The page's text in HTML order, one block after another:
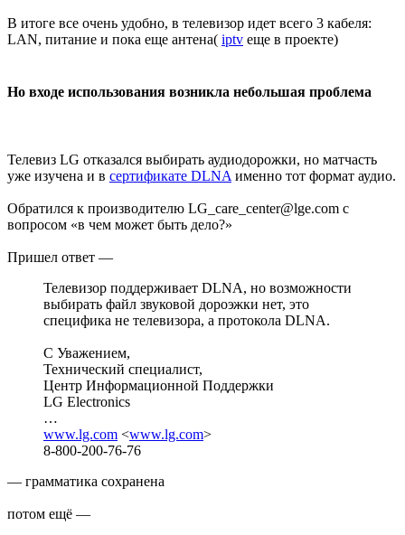
В итоге все очень удобно, в телевизор идет всего 3 кабеля:
LAN, питание и пока еще антена( iptv еще в проекте)
Но входе использования возникла небольшая проблема
Телевиз LG отказался выбирать аудиодорожки, но матчасть
уже изучена и в сертификате DLNA именно тот формат аудио.
Обратился к производителю LG_care_center@lge.com с
вопросом «в чем может быть дело?»
Пришел ответ —
Телевизор поддерживает DLNA, но возможности
выбирать файл звуковой дороэжки нет, это
специфика не телевизора, а протокола DLNA.
С Уважением,
Технический специалист,
Центр Информационной Поддержки
LG Electronics
…
www.lg.com <www.lg.com>
8-800-200-76-76
— грамматика сохранена
потом ещё —